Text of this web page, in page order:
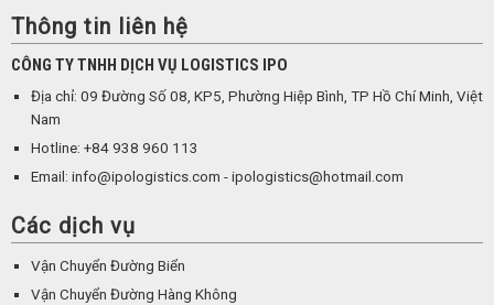
Thông tin liên hệ
CÔNG TY TNHH DỊCH VỤ LOGISTICS IPO
Địa chỉ: 09 Đường Số 08, KP5, Phường Hiệp Bình, TP Hồ Chí Minh, Việt
Nam
Hotline: +84 938 960 113
Email: info@ipologistics.com - ipologistics@hotmail.com
Các dịch vụ
Vận Chuyển Đường Biển
Vận Chuyển Đường Hàng Không